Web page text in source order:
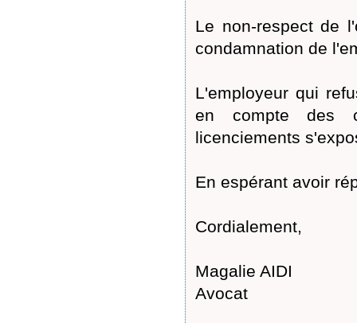
Le non-respect de
condamnation de
L'employeur qui
en compte des
licenciements
En espérant avoir
Cordialement,
Magalie AIDI
Avocat